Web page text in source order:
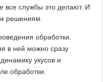
все службы это делают. И
решениям.
обработки.
в ней можно сразу
укусов и
обработки.